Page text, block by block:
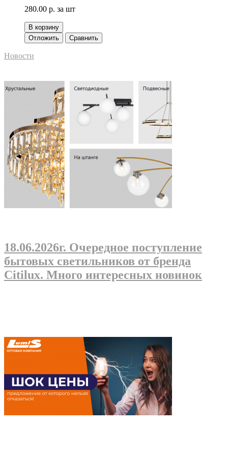
280.00 р. за шт
В корзину
Отложить
Сравнить
Новости
18.06.2026г. Очередное поступление
бытовых светильников от бренда
Citilux. Много интересных новинок